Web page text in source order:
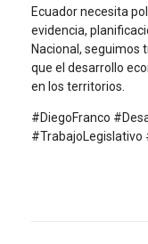
Ecuador necesita
evidencia,
Nacional, seguimos
que el desarrollo
en los territorios.
#DiegoFranco
#TrabajoLegislativo